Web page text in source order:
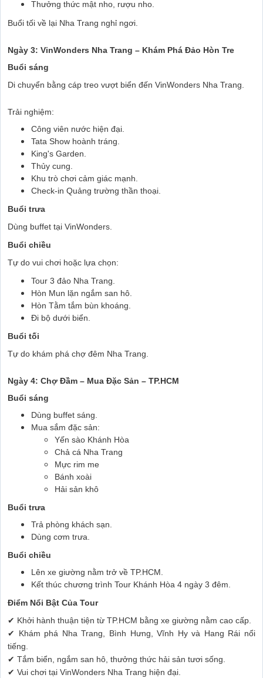
Thưởng thức mật nho, rượu nho.
Buổi tối về lại Nha Trang nghỉ ngơi.
Ngày 3: VinWonders Nha Trang – Khám Phá Đảo Hòn Tre
Buổi sáng
Di chuyển bằng cáp treo vượt biển đến VinWonders Nha Trang.
Trải nghiệm:
Công viên nước hiện đại.
Tata Show hoành tráng.
King's Garden.
Thủy cung.
Khu trò chơi cảm giác mạnh.
Check-in Quảng trường thần thoại.
Buổi trưa
Dùng buffet tại VinWonders.
Buổi chiều
Tự do vui chơi hoặc lựa chọn:
Tour 3 đảo Nha Trang.
Hòn Mun lặn ngắm san hô.
Hòn Tằm tắm bùn khoáng.
Đi bộ dưới biển.
Buổi tối
Tự do khám phá chợ đêm Nha Trang.
Ngày 4: Chợ Đầm – Mua Đặc Sản – TP.HCM
Buổi sáng
Dùng buffet sáng.
Mua sắm đặc sản:
Yến sào Khánh Hòa
Chả cá Nha Trang
Mực rim me
Bánh xoài
Hải sản khô
Buổi trưa
Trả phòng khách sạn.
Dùng cơm trưa.
Buổi chiều
Lên xe giường nằm trở về TP.HCM.
Kết thúc chương trình Tour Khánh Hòa 4 ngày 3 đêm.
Điểm Nổi Bật Của Tour
✔ Khởi hành thuận tiện từ TP.HCM bằng xe giường nằm cao cấp.
✔ Khám phá Nha Trang, Bình Hưng, Vĩnh Hy và Hang Rái nổi
tiếng.
✔ Tắm biển, ngắm san hô, thưởng thức hải sản tươi sống.
✔ Vui chơi tại VinWonders Nha Trang hiện đại.